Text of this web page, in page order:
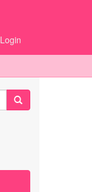
Login